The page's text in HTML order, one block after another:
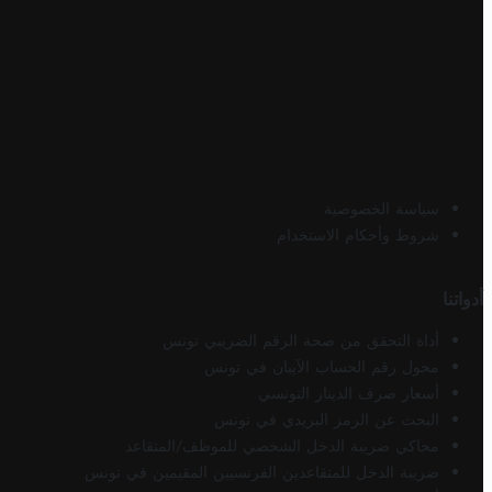
سياسة الخصوصية
شروط وأحكام الاستخدام
أدواتنا
أداة التحقق من صحة الرقم الضريبي تونس
محول رقم الحساب الآيبان في تونس
أسعار صرف الدينار التونسي
البحث عن الرمز البريدي في تونس
محاكي ضريبة الدخل الشخصي للموظف/المتقاعد
ضريبة الدخل للمتقاعدين الفرنسيين المقيمين في تونس